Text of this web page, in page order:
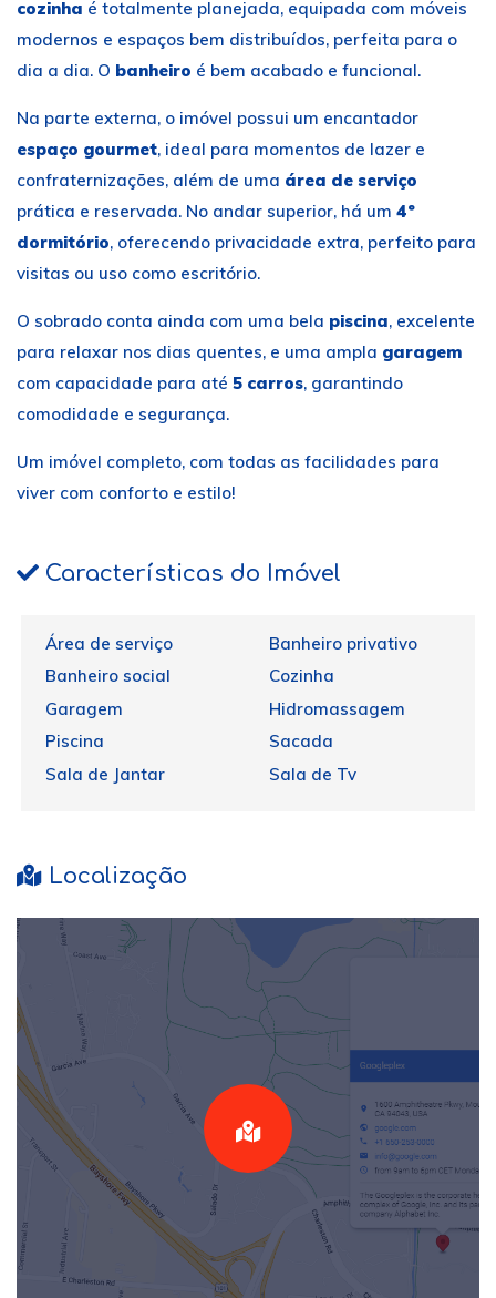
cozinha é totalmente planejada, equipada com móveis
modernos e espaços bem distribuídos, perfeita para o
dia a dia. O banheiro é bem acabado e funcional.
Na parte externa, o imóvel possui um encantador
espaço gourmet, ideal para momentos de lazer e
confraternizações, além de uma área de serviço
prática e reservada. No andar superior, há um 4º
dormitório, oferecendo privacidade extra, perfeito para
visitas ou uso como escritório.
O sobrado conta ainda com uma bela piscina, excelente
para relaxar nos dias quentes, e uma ampla garagem
com capacidade para até 5 carros, garantindo
comodidade e segurança.
Um imóvel completo, com todas as facilidades para
viver com conforto e estilo!
Características do Imóvel
Área de serviço
Banheiro privativo
Banheiro social
Cozinha
Garagem
Hidromassagem
Piscina
Sacada
Sala de Jantar
Sala de Tv
Localização